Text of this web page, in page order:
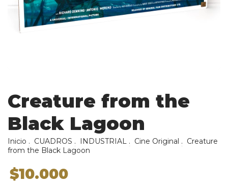
Creature from the
Black Lagoon
Inicio . CUADROS . INDUSTRIAL . Cine Original . Creature
from the Black Lagoon
$10.000